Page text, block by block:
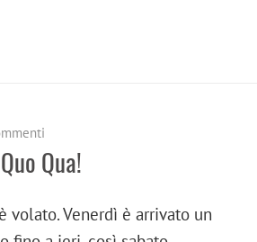
Qua!
volato. Venerdì è arrivato un